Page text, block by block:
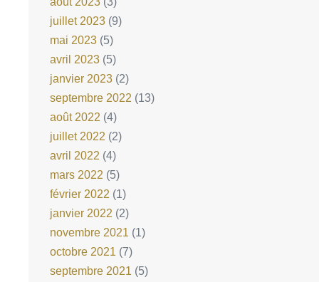
juillet 2023 (9)
mai 2023 (5)
avril 2023 (5)
janvier 2023 (2)
septembre 2022 (13)
août 2022 (4)
juillet 2022 (2)
avril 2022 (4)
mars 2022 (5)
février 2022 (1)
janvier 2022 (2)
novembre 2021 (1)
octobre 2021 (7)
septembre 2021 (5)